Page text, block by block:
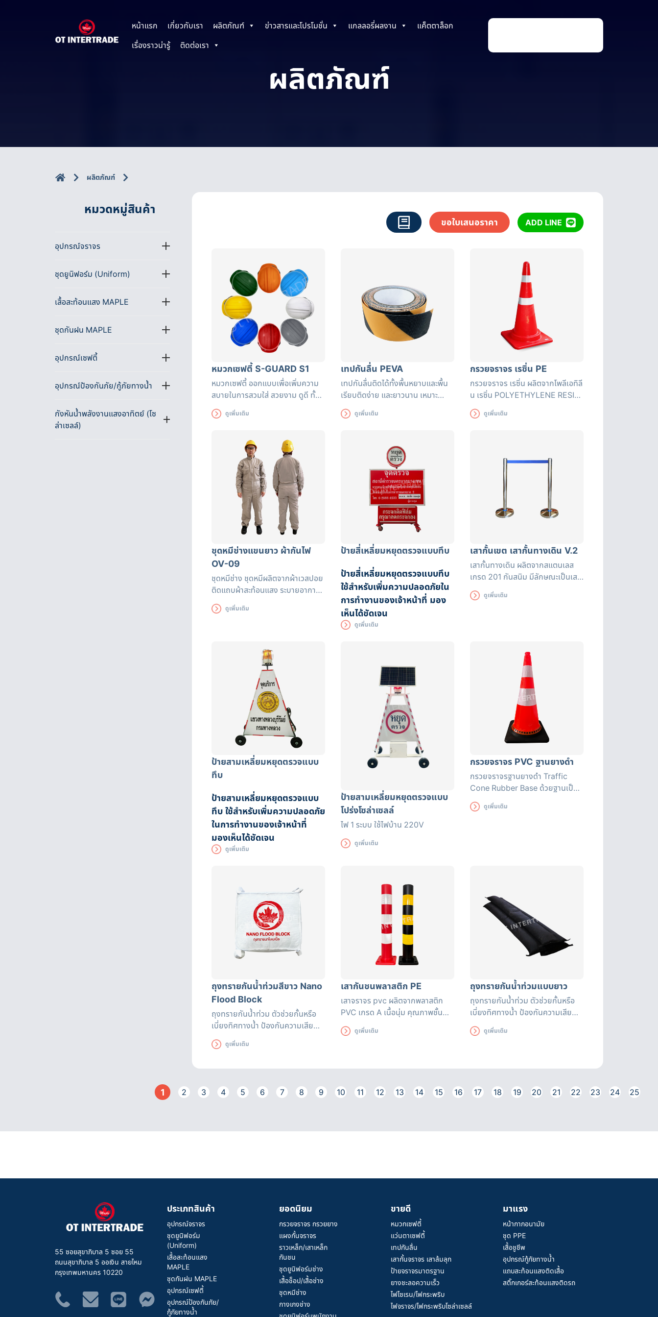
หน้าแรก เกี่ยวกับเรา ผลิตภัณฑ์ ข่าวสารและโปรโมชั่น แกลลอรี่ผลงาน
แค็ตตาล็อก
เรื่องราวน่ารู้
ติดต่อเรา d
ผลิตภัณฑ์
ผลิตภัณฑ์
หมวดหมู่สินค้า
อุปกรณ์จราจร
ชุดยูนิฟอร์ม (Uniform)
เสื้อสะท้อนแสง MAPLE
ชุดกันฝน MAPLE
อุปกรณ์เซฟตี้
อุปกรณ์ป้องกันภัย/กู้ภัยทางน้ำ
กังหันน้ำพลังงานแสงอาทิตย์ (โซ
ล่าเซลล์)
ขอใบเสนอราคา ADD LINE
หมวกเซฟตี้ S-GUARD S1
หมวกเซฟตี้ ออกแบบเพื่อเพิ่มความ
สบายในการสวมใส่ สวยงาม ดูดี ทั้ง
ยังระบายอากาศได้ดีระหว่างการสวม
ใส่หมวกนิรภัยรุ่นนี้อีกด้วย
ดูเพิ่มเติม
เทปกันลื่น PEVA
เทปกันลื่นติดได้ทั้งพื้นหยาบและพื้น
เรียบติดง่าย และยาวนาน เหมาะ
สำหรับติดเพื่อป้องกันอันตรายจาก
การลื่นดูเพิ่มเติม
กรวยจราจร เรซิ่น PE
กรวยจราจร เรซิ่น ผลิตจากโพลีเอทิลี
น เรซิ่น POLYETHYLENE RESIN
(PE) มีความยืดหยุ่นสูง คืนรูปได้เร็ว
ทนทานต่อแรงทับจากรถยนต์ ไม่เสีย
ดูเพิ่มเติม
ชุดหมีช่างแขนยาว ผ้ากันไฟ
OV-09
ชุดหมีช่าง ชุดหมีผลิตจากผ้าเวสปอย
ติดแถบผ้าสะท้อนแสง ระบายอากาศ
ได้ดีเหมาะกับงานที่เกี่ยวกับงานเจียร
งานเชื่อม
ดูเพิ่มเติม
ป้ายสี่เหลี่ยมหยุดตรวจแบบทึบ
ป้ายสี่เหลี่ยมหยุดตรวจแบบทึบ
ใช้สำหรับเพิ่มความปลอดภัยใน
การทำงานของเจ้าหน้าที่ มอง
เห็นได้ชัดเจน
ดูเพิ่มเติม
เสากั้นเขต เสากั้นทางเดิน V.2
เสากั้นทางเดิน ผลิตจากสแตนเลส
เกรด 201 กันสนิม มีลักษณะเป็นเสา
และแถบมีผ้ายืดได้หดได้ สามารถยืด
ความยาวได้ระหว่างถึง 200 ซม.
ดูเพิ่มเติม
ป้ายสามเหลี่ยมหยุดตรวจแบบ
ทึบ
ป้ายสามเหลี่ยมหยุดตรวจแบบ
ทึบ ใช้สำหรับเพิ่มความปลอดภัย
ในการทำงานของเจ้าหน้าที่
มองเห็นได้ชัดเจน
ดูเพิ่มเติม
ป้ายสามเหลี่ยมหยุดตรวจแบบ
โปร่งโซล่าเซลล์
ไฟ 1 ระบบ ใช้ไฟบ้าน 220V
ดูเพิ่มเติม
กรวยจราจร PVC ฐานยางดำ
กรวยจราจรฐานยางดำ Traffic
Cone Rubber Base ด้วยฐานเป็น
ยางจึงทำให้ตัวกรวยไม่ล้มง่าย แถบ
สะท้อนแสงแถบใหญ่มองเห็นชัดเจน
ดูเพิ่มเติม
ถุงทรายกันน้ำท่วมสีขาว Nano
Flood Block
ถุงทรายกันน้ำท่วม ตัวช่วยกั้นหรือ
เบี่ยงทิศทางน้ำ ป้องกันความเสีย
หายที่อาจเกิดขึ้น สามารถใช้ได้นาน
ถึง 3 เดือน ถุงทรายดูดซับน้ำได้
ดูเพิ่มเติม
เสากันชนพลาสติก PE
เสาจราจร pvc ผลิตจากพลาสติก
PVC เกรด A เนื้อนุ่ม คุณภาพชั้น
เยี่ยม ผสมกับสีสะท้อนแสงชนิด
ป้องกันรังสี UV สีส้มสด
ดูเพิ่มเติม
ถุงทรายกันน้ำท่วมแบบยาว
ถุงทรายกันน้ำท่วม ตัวช่วยกั้นหรือ
เบี่ยงทิศทางน้ำ ป้องกันความเสีย
หายที่อาจเกิดขึ้น สามารถใช้ได้นาน
ถึง 3 เดือน ถุงทรายดูดซับน้ำได้
ดูเพิ่มเติม
1 2 3 4 5 6 7 8 9 10 11 12 13 14 15 16 17 18 19 20 21 22 23 24 25
55 ซอยสุขาภิบาล 5 ซอย 55
ถนนสุขาภิบาล 5 ออเงิน สายไหม
กรุงเทพมหานคร 10220
ประเภทสินค้า
อุปกรณ์จราจร
ชุดยูนิฟอร์ม
(Uniform)
เสื้อสะท้อนแสง
MAPLE
ชุดกันฝน MAPLE
อุปกรณ์เซฟตี้
อุปกรณ์ป้องกันภัย/
กู้ภัยทางน้ำ
ยอดนิยม
กรวยจราจร กรวยยาง
แผงกั้นจราจร
ราวเหล็ก/เสาเหล็ก
กันชน
ชุดยูนิฟอร์มช่าง
เสื้อช็อป/เสื้อช่าง
ชุดหมีช่าง
กางเกงช่าง
ขายดี
หมวกเซฟตี้
แว่นตาเซฟตี้
เทปกันลื่น
เสากั้นจราจร เสาล้มลุก
ป้ายจราจรมาตรฐาน
ยางชะลอความเร็ว
ไฟไซเรน/ไฟกระพริบ
ไฟจราจร/ไฟกระพริบโซล่าเซลล์
มาแรง
หน้ากากอนามัย
ชุด PPE
เสื้อชูชีพ
อุปกรณ์กู้ภัยทางน้ำ
แถบสะท้อนแสงติดเสื้อ
สติ๊กเกอร์สะท้อนแสงติดรถ